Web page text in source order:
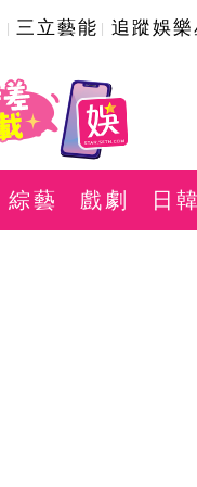
三立藝能 追蹤娛樂
綜藝 戲劇 日韓